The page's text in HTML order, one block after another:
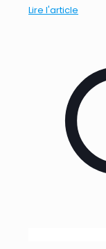
Lire l'article